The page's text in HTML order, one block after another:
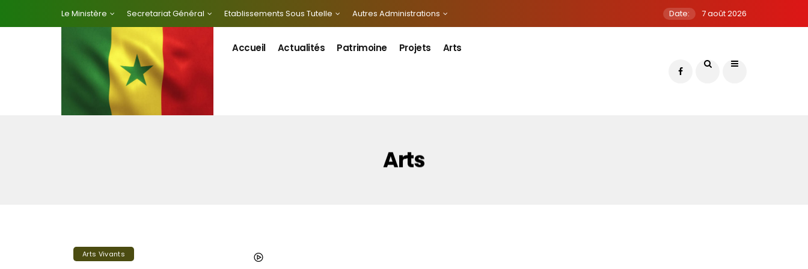
Le Ministère Secretariat Général Etablissements Sous Tutelle Autres Administrations Date: 7 août 2026
Accueil Actualités Patrimoine Projets Arts
Arts
Arts Vivants